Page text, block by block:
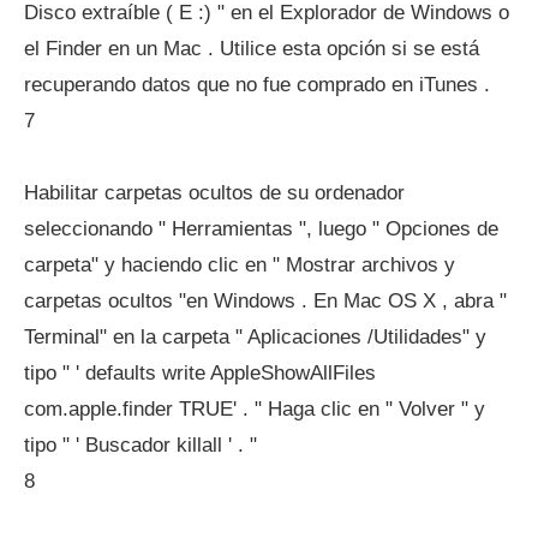
Disco extraíble ( E :) " en el Explorador de Windows o
el Finder en un Mac . Utilice esta opción si se está
recuperando datos que no fue comprado en iTunes .
7
Habilitar carpetas ocultos de su ordenador
seleccionando " Herramientas ", luego " Opciones de
carpeta" y haciendo clic en " Mostrar archivos y
carpetas ocultos "en Windows . En Mac OS X , abra "
Terminal" en la carpeta " Aplicaciones /Utilidades" y
tipo " ' defaults write AppleShowAllFiles
com.apple.finder TRUE' . " Haga clic en " Volver " y
tipo " ' Buscador killall ' . "
8